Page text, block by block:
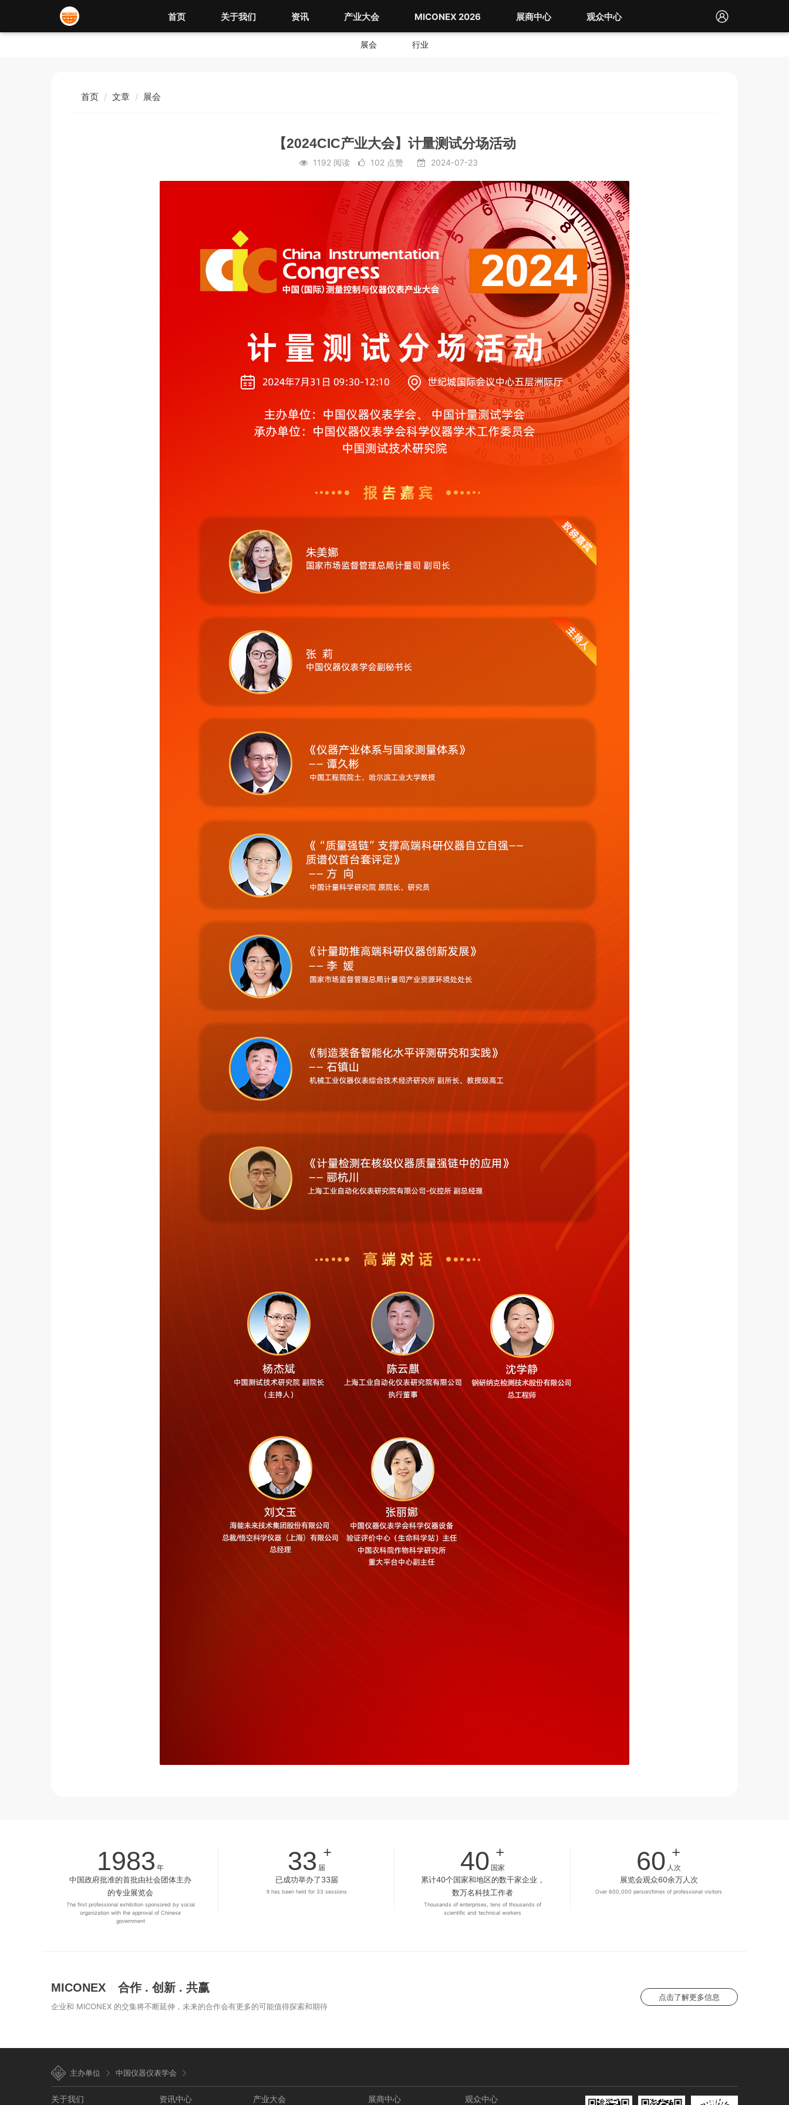
首页 关于我们 资讯 产业大会 MICONEX 2026 展商中心 观众中心
展会 行业
首页 文章 展会
【2024CIC产业大会】计量测试分场活动
1192 阅读 102 点赞 2024-07-23
1983 年
中国政府批准的首批由社会团体主办
的专业展览会
The first professional exhibition sponsored by social
organization with the approval of Chinese
government
33 +
届
已成功举办了33届
It has been held for 33 sessions
40 +
国家
累计40个国家和地区的数千家企业，
数万名科技工作者
Thousands of enterprises, tens of thousands of
scientific and technical workers
60 +
人次
展览会观众60余万人次
Over 600,000 person/times of professional visitors
MICONEX 合作 . 创新 . 共赢
企业和 MICONEX 的交集将不断延伸，未来的合作会有更多的可能值得探索和期待
点击了解更多信息
主办单位 中国仪器仪表学会
关于我们 资讯中心 产业大会 展商中心 观众中心